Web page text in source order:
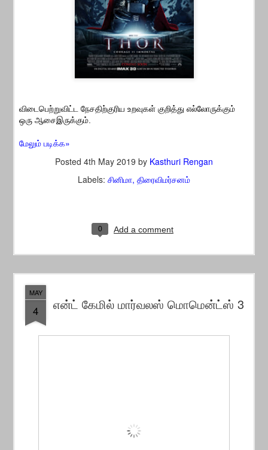
விடைபெற்றுவிட்ட நேசதிற்குரிய உறவுகள் குறித்து எல்லோருக்கும்
ஒரு ஆசைஇருக்கும்.
மேலும் படிக்க»
Posted 4th May 2019 by Kasthuri Rengan
Labels: சினிமா திரைவிமர்சனம்
0 Add a comment
MAY
4 என்ட் கேமில் மார்வலஸ் மொமென்ட்ஸ் 3